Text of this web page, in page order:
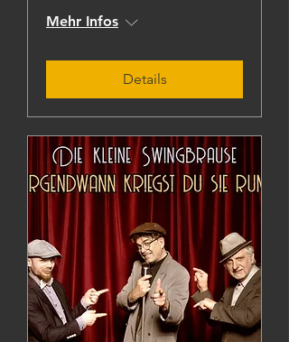
Mehr Infos
Details